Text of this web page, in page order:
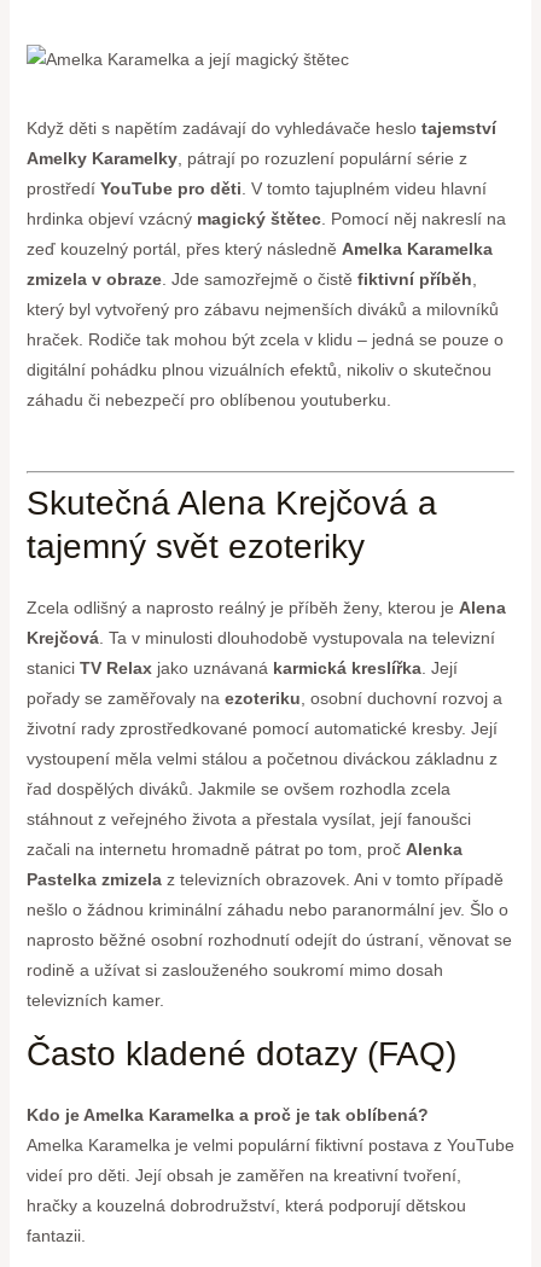
Když děti s napětím zadávají do vyhledávače heslo tajemství
Amelky Karamelky, pátrají po rozuzlení populární série z
prostředí YouTube pro děti . V tomto tajuplném videu hlavní
hrdinka objeví vzácný magický štětec. Pomocí něj nakreslí na
zeď kouzelný portál, přes který následně Amelka Karamelka
zmizela v obraze. Jde samozřejmě o čistě fiktivní příběh
který byl vytvořený pro zábavu nejmenších diváků a milovníků
hraček. Rodiče tak mohou být zcela v klidu – jedná se pouze o
digitální pohádku plnou vizuálních efektů, nikoliv o skutečnou
záhadu či nebezpečí pro oblíbenou youtuberku.
Skutečná Alena Krejčová a
tajemný svět ezoteriky
Zcela odlišný a naprosto reálný je příběh ženy, kterou je Alena
Krejčová. Ta v minulosti dlouhodobě vystupovala na televizní
stanici TV Relaxjako uznávaná karmická kreslířka. Její
pořady se zaměřovaly na ezoteriku , osobní duchovní rozvoj a
životní rady zprostředkované pomocí automatické kresby. Její
vystoupení měla velmi stálou a početnou diváckou základnu z
řad dospělých diváků. Jakmile se ovšem rozhodla zcela
stáhnout z veřejného života a přestala vysílat, její fanoušci
začali na internetu hromadně pátrat po tom, proč Alenka
Pastelka zmizelaz televizních obrazovek. Ani v tomto případě
nešlo o žádnou kriminální záhadu nebo paranormální jev. Šlo o
naprosto běžné osobní rozhodnutí odejít do ústraní, věnovat se
rodině a užívat si zaslouženého soukromí mimo dosah
televizních kamer.
Často kladené dotazy (FAQ)
Kdo je Amelka Karamelka a proč je tak oblíbená?
Amelka Karamelka je velmi populární fiktivní postava z YouTube
videí pro děti. Její obsah je zaměřen na kreativní tvoření,
hračky a kouzelná dobrodružství, která podporují dětskou
fantazii.